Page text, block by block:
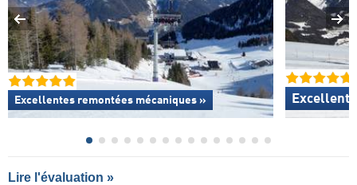
Excellentes remontées mécaniques » Excellent
Lire l'évaluation »